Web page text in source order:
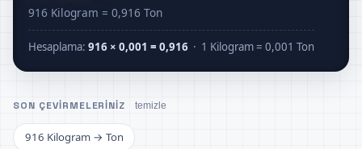
916 Kilogram = 0,916 Ton
Hesaplama:916 × 0,001 = 0,916 · 1 Kilogram = 0,001 Ton
SON ÇEVIRMELERINIZ temizle
916 Kilogram → Ton